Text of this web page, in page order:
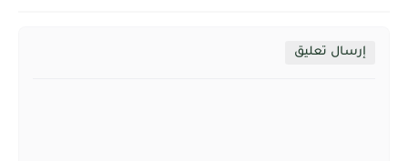
إرسال تعليق